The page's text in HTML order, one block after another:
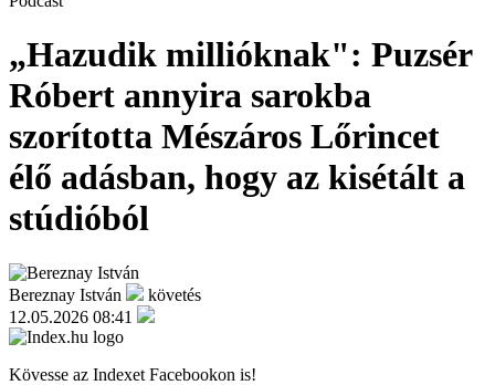
„Hazudik millióknak": Puzsér
Róbert annyira sarokba
szorította Mészáros Lőrincet
élő adásban, hogy az kisétált a
stúdióból
Bereznay István
követés
12.05.2026 08:41
Kövesse az Indexet Facebookon is!